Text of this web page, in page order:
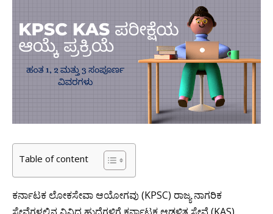
Table of content
ಕರ್ನಾಟಕ ಲೋಕಸೇವಾ ಆಯೋಗವು (KPSC) ರಾಜ್ಯ ನಾಗರಿಕ